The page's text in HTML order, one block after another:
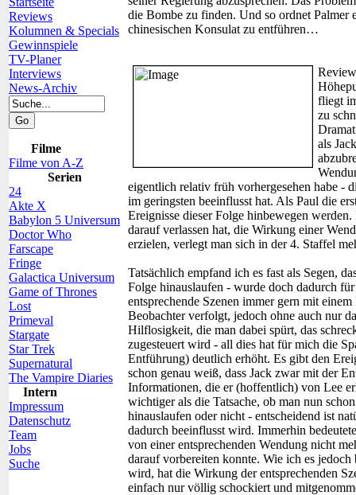
Reviews
Kolumnen & Specials
Gewinnspiele
TV-Planer
Interviews
News-Archiv
Filme
Filme von A-Z
Serien
24
Akte X
Babylon 5 Universum
Doctor Who
Farscape
Fringe
Galactica Universum
Game of Thrones
Lost
Primeval
Stargate
Star Trek
Supernatural
The Vampire Diaries
Intern
Impressum
Datenschutz
Team
Jobs
Suche
die Bombe zu finden. Und so ordnet Palmer
chinesischen Konsulat zu entführen…
fliegt
zu
als
eigentlich relativ früh vorhergesehen habe -
im geringsten beeinflusst hat. Als Paul die
Ereignisse dieser Folge hinbewegen
darauf verlassen hat, die Wirkung einer
erzielen, verlegt man sich in der 4. Staffel
Tatsächlich empfand ich es fast als Segen,
Folge hinauslaufen - wurde doch dadurch
entsprechende Szenen immer gern mit
Beobachter verfolgt, jedoch ohne auch nur
Hilflosigkeit, die man dabei spürt, das
zugesteuert wird - all dies hat für mich die
Entführung) deutlich erhöht. Es gibt den
schon genau weiß, dass Jack zwar mit der
Informationen, die er (hoffentlich) von Lee
wichtiger als die Tatsache, ob man nun
hinauslaufen oder nicht - entscheidend ist
dadurch beeinflusst wird. Immerhin
von einer entsprechenden Wendung nicht
darauf vorbereiten konnte. Wie ich es
wird, hat die Wirkung der entsprechenden
einfach nur völlig schockiert und